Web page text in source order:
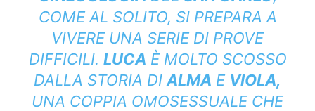
COME AL SOLITO, SI PREPARA A
VIVERE UNA SERIE DI PROVE
DIFFICILI. LUCA È MOLTO SCOSSO
DALLA STORIA DI ALMA E VIOLA,
UNA COPPIA OMOSESSUALE CHE